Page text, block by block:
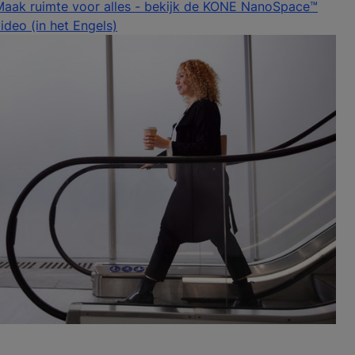
ruimte voor alles - bekijk de KONE NanoSpace™
(in het Engels)